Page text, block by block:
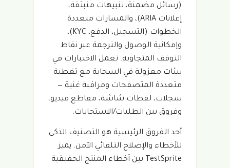
(رسائل مضمنة، تنبيهات منبثقة،
إعلانات ARIA)، والمسارات متعددة
الخطوات (التسجيل، الدفع، KYC)،
وإمكانية الوصول والترجمة عبر نقاط
التوقف المتجاوبة. تعمل الاختبارات في
بيئات معزولة في السحابة مع تغطية
متعددة المتصفحات ومراقبة غنية —
سجلات، لقطات شاشة، مقاطع فيديو،
وفروق بين الطلبات/الاستجابات.
أحد الفروق الرئيسية هو التصنيف الذكي
للأخطاء والإصلاح التلقائي الآمن. يميز
TestSprite بين أخطاء المنتج الحقيقية